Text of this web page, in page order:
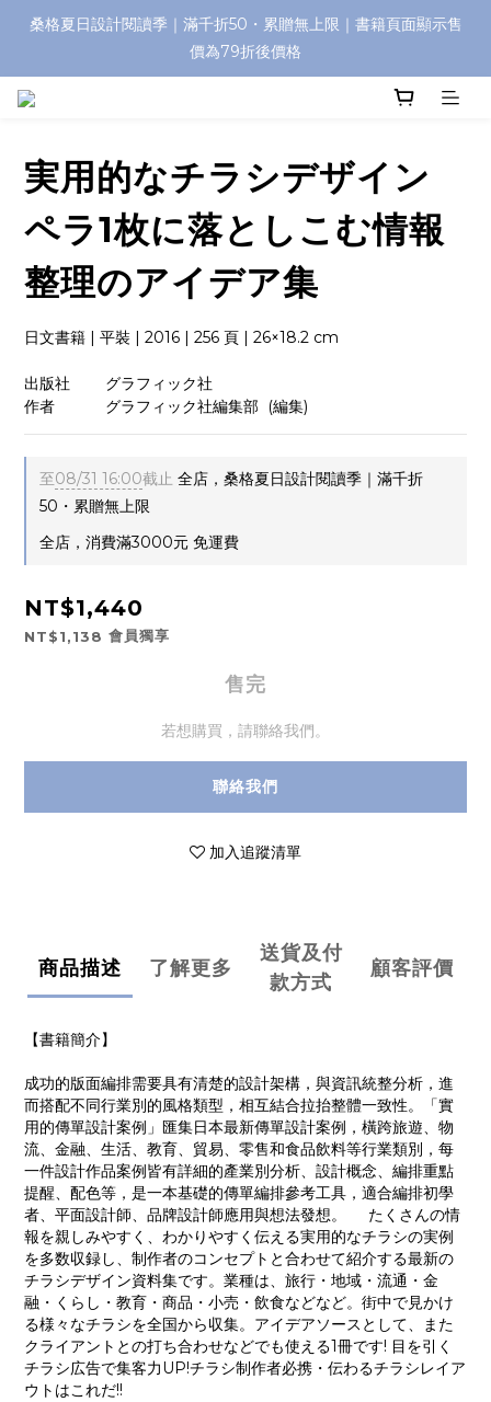
桑格夏日設計閱讀季｜滿千折50・累贈無上限｜書籍頁面顯示售
價為79折後價格
実用的なチラシデザイン
ペラ1枚に落としこむ情報
整理のアイデア集
日文書籍 | 平裝 | 2016 | 256 頁 | 26×18.2 cm
出版社　　 グラフィック社
作者   　     グラフィック社編集部  (編集)
至08/31 16:00截止 全店，桑格夏日設計閱讀季｜滿千折
50・累贈無上限
全店，消費滿3000元 免運費
NT$1,440
NT$1,138 會員獨享
售完
若想購買，請聯絡我們。
聯絡我們
加入追蹤清單
商品描述 了解更多
送貨及付
款方式
顧客評價
【書籍簡介】
成功的版面編排需要具有清楚的設計架構，與資訊統整分析，進
而搭配不同行業別的風格類型，相互結合拉抬整體一致性。「實
用的傳單設計案例」匯集日本最新傳單設計案例，橫跨旅遊、物
流、金融、生活、教育、貿易、零售和食品飲料等行業類別，每
一件設計作品案例皆有詳細的產業別分析、設計概念、編排重點
提醒、配色等，是一本基礎的傳單編排參考工具，適合編排初學
者、平面設計師、品牌設計師應用與想法發想。 たくさんの情
報を親しみやすく、わかりやすく伝える実用的なチラシの実例
を多数収録し、制作者のコンセプトと合わせて紹介する最新の
チラシデザイン資料集です。業種は、旅行・地域・流通・金
融・くらし・教育・商品・小売・飲食などなど。街中で見かけ
る様々なチラシを全国から収集。アイデアソースとして、また
クライアントとの打ち合わせなどでも使える1冊です! 目を引く
チラシ広告で集客力UP!チラシ制作者必携・伝わるチラシレイア
ウトはこれだ!!